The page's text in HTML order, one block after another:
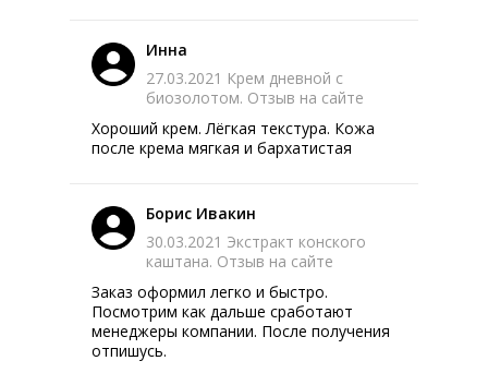
Инна
Хороший крем. Лёгкая текстура. Кожа
после крема мягкая и бархатистая
27.03.2021 Крем дневной с
биозолотом. Отзыв на сайте
Борис Ивакин
Заказ оформил легко и быстро.
Посмотрим как дальше сработают
менеджеры компании. После получения
отпишусь.
30.03.2021 Экстракт конского
каштана. Отзыв на сайте